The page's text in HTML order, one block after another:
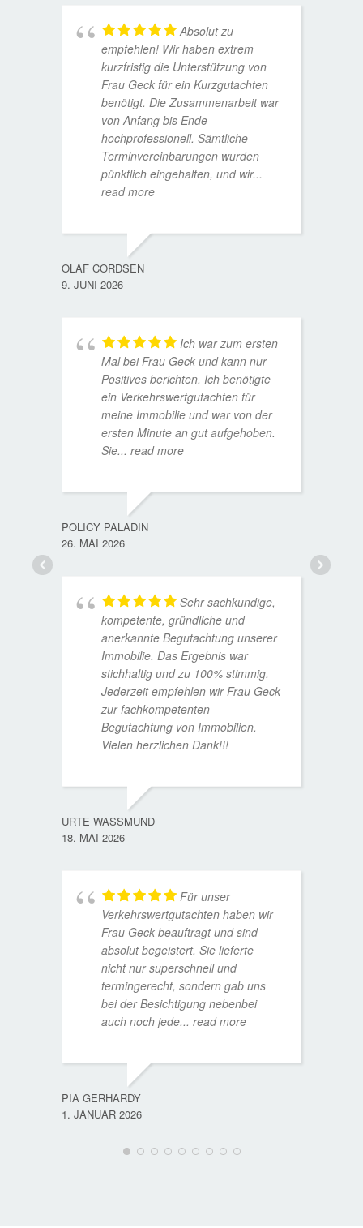
Absolut zu
empfehlen! Wir haben extrem
kurzfristig die Unterstützung von
Frau Geck für ein Kurzgutachten
benötigt. Die Zusammenarbeit war
von Anfang bis Ende
hochprofessionell. Sämtliche
Terminvereinbarungen wurden
pünktlich eingehalten, und wir...
read more
OLAF CORDSEN
9. JUNI 2026
Ich war zum ersten
Mal bei Frau Geck und kann nur
Positives berichten. Ich benötigte
ein Verkehrswertgutachten für
meine Immobilie und war von der
ersten Minute an gut aufgehoben.
Sie... read more
POLICY PALADIN
26. MAI 2026
Sehr sachkundige,
kompetente, gründliche und
anerkannte Begutachtung unserer
Immobilie. Das Ergebnis war
stichhaltig und zu 100% stimmig.
Jederzeit empfehlen wir Frau Geck
zur fachkompetenten
Begutachtung von Immobilien.
Vielen herzlichen Dank!!!
URTE WASSMUND
18. MAI 2026
Für unser
Verkehrswertgutachten haben wir
Frau Geck beauftragt und sind
absolut begeistert. Sie lieferte
nicht nur superschnell und
termingerecht, sondern gab uns
bei der Besichtigung nebenbei
auch noch jede... read more
PIA GERHARDY
1. JANUAR 2026